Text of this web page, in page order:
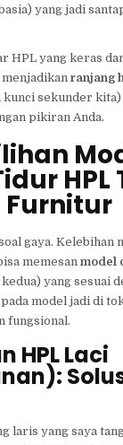
yang jadi
HPL yang keras
menjadikanranjang
kunci sekunder
pikiran Anda.
HPL
Furnitur
gaya. Kelebihan
memesanmodel
yang sesuai
model jadi di
fungsional.
HPL Laci
laris yang saya